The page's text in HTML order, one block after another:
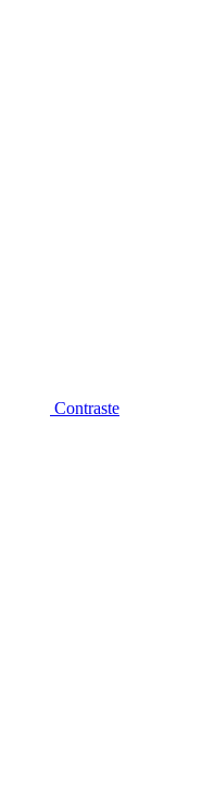
Contraste